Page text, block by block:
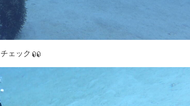
ェック